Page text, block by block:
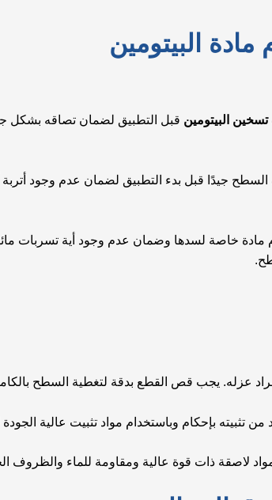
البيتومين
تسخين البيتومين قبل التطبيق لضمان تصاقه بشكل
جيدًا قبل بدء التطبيق لضمان عدم وجود
مادة خاصة لسدها وضمان عدم وجود أية تسربات
عزله. يجب قص القطع بدقة لتغطية السطح
بإحكام وباستخدام مواد تثبيت عالية
لاصقة ذات قوة عالية ومقاومة للماء والظروف